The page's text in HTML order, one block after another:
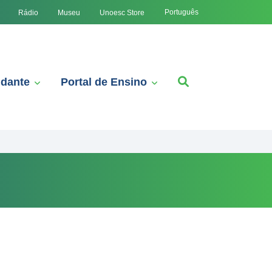
Rádio Museu Unoesc Store Português
Portal de Ensino